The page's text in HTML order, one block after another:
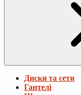
Диски та сети
Гантелі